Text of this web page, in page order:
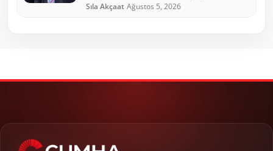
Sıla Akçaat Ağustos 5, 2026